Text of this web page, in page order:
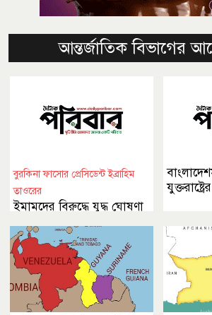
আন্তর্জাতিক বিভাগের
বুরকিনা ফাসোর প্রেসিডেন্ট ইব্রাহিম
তাওরের
ইমামদের বিরুদ্ধে যুদ্ধ ঘোষণা